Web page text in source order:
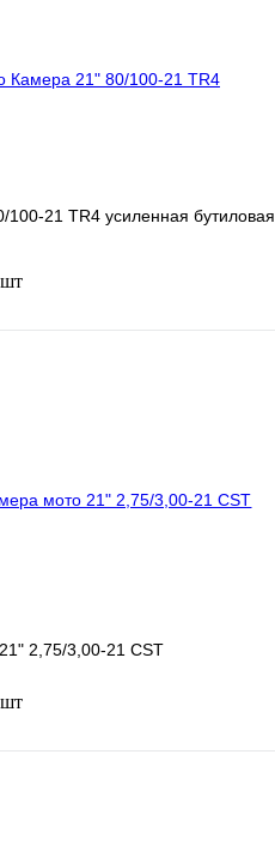
100-21 TR4 усиленная бутиловая
наличии
2,75/3,00-21 CST